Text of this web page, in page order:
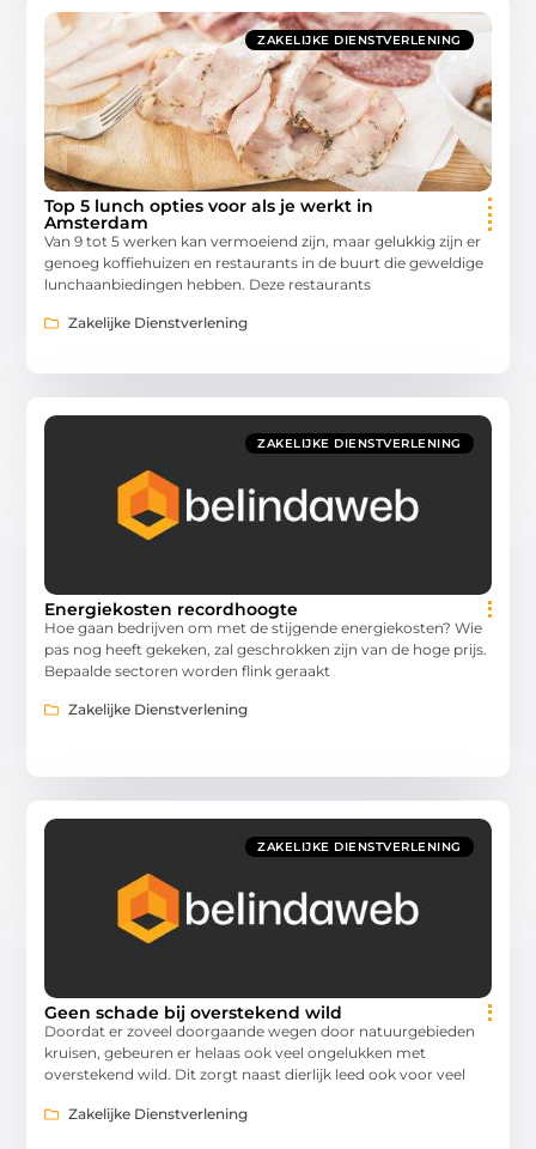
ZAKELIJKE DIENSTVERLENING
Top 5 lunch opties voor als je werkt in
Amsterdam
Van 9 tot 5 werken kan vermoeiend zijn, maar gelukkig zijn er
genoeg koffiehuizen en restaurants in de buurt die geweldige
lunchaanbiedingen hebben. Deze restaurants
Zakelijke Dienstverlening
ZAKELIJKE DIENSTVERLENING
Energiekosten recordhoogte
Hoe gaan bedrijven om met de stijgende energiekosten? Wie
pas nog heeft gekeken, zal geschrokken zijn van de hoge prijs.
Bepaalde sectoren worden flink geraakt
Zakelijke Dienstverlening
ZAKELIJKE DIENSTVERLENING
Geen schade bij overstekend wild
Doordat er zoveel doorgaande wegen door natuurgebieden
kruisen, gebeuren er helaas ook veel ongelukken met
overstekend wild. Dit zorgt naast dierlijk leed ook voor veel
Zakelijke Dienstverlening